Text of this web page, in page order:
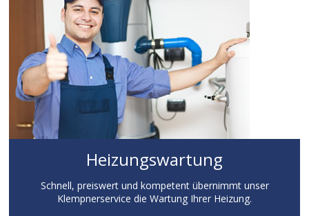
Heizungswartung
Schnell, preiswert und kompetent übernimmt unser
Klempnerservice die Wartung Ihrer Heizung.